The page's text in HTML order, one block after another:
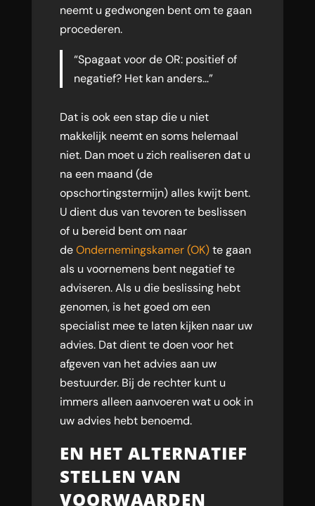
neemt u gedwongen bent om te gaan
procederen.
“Spagaat voor de OR: positief of
negatief? Het kan anders…”
Dat is ook een stap die u niet
makkelijk neemt en soms helemaal
niet. Dan moet u zich realiseren dat u
na een maand (de
opschortingstermijn) alles kwijt bent.
U dient dus van tevoren te beslissen
of u bereid bent om naar
deOndernemingskamer (OK) te gaan
als u voornemens bent negatief te
adviseren. Als u die beslissing hebt
genomen, is het goed om een
specialist mee te laten kijken naar uw
advies. Dat dient te doen voor het
afgeven van het advies aan uw
bestuurder. Bij de rechter kunt u
immers alleen aanvoeren wat u ook in
uw advies hebt benoemd.
EN HET ALTERNATIEF
STELLEN VAN
VOORWAARDEN